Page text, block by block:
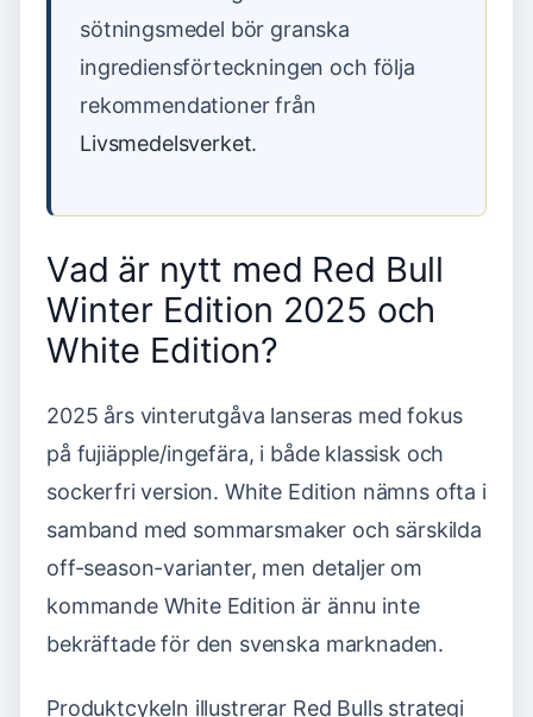
sötningsmedel bör granska
ingrediensförteckningen och följa
rekommendationer från
Livsmedelsverket.
Vad är nytt med Red Bull
Winter Edition 2025 och
White Edition?
2025 års vinterutgåva lanseras med fokus
på fujiäpple/ingefära, i både klassisk och
sockerfri version. White Edition nämns ofta i
samband med sommarsmaker och särskilda
off-season-varianter, men detaljer om
kommande White Edition är ännu inte
bekräftade för den svenska marknaden.
Produktcykeln illustrerar Red Bulls strategi